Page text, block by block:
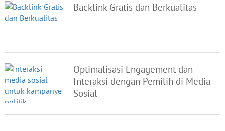
Backlink Gratis dan Berkualitas
Optimalisasi Engagement dan
Interaksi dengan Pemilih di Media
Sosial